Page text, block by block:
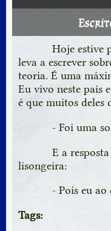
Hoje estive
leva a escrever
teoria. É uma
Eu vivo neste país
é que muitos deles
- Foi uma
E a
lisongeira:
- Pois eu
Tags: